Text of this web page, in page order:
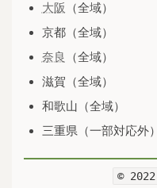
大阪 （全域）
京都（全域）
奈良 （全域）
滋賀（全域）
和歌山（全域）
三重県（一部対応外）
©